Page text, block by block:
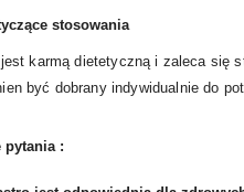
stosowania
karmą dietetyczną i zaleca się
być dobrany indywidualnie do
pytania :